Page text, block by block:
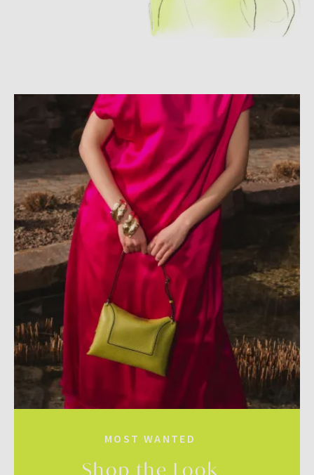
MOST WANTED
Shop the Look